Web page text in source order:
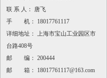
联 系 人： 唐飞
手 机： 18017761117
详细地址： 上海市宝山工业园区市
台路408号
邮 编： 200444
邮 箱：
18017761117@163.com